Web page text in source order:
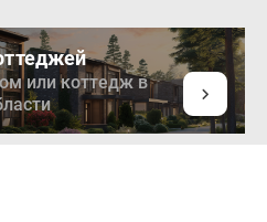
или коттедж в